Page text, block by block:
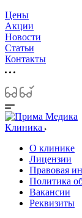
Цены
Акции
Новости
Статьи
Контакты
Клиника
О клинике
Лицензии
Правовая
Политика
Вакансии
Реквизиты